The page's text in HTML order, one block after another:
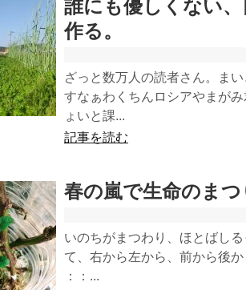
誰にも優しくない
作る。
ざっと数万人の読者さん。ま
すなぁわくちんロシアやまが
ょいと課...
記事を読む
春の嵐で生命のま
いのちがまつわり、ほとばし
て、右から左から、前から後
：：...